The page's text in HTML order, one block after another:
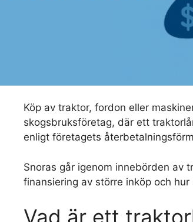
Köp av traktor, fordon eller
skogsbruksföretag, där ett
enligt företagets
Snoras går igenom innebörden av
finansiering av större inköp och
Vad är ett